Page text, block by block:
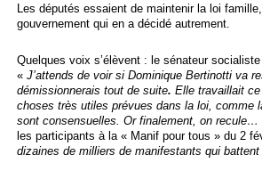
Les députés essaient de maintenir la loi
gouvernement qui en a décidé autrement.
Quelques voix s’élèvent : le sénateur
« J’attends de voir si Dominique Bertinotti va
démissionnerais tout de suite. Elle travaillait
choses très utiles prévues dans la loi, comme
sont consensuelles. Or finalement, on recule…
les participants à la « Manif pour tous » du 2
dizaines de milliers de manifestants qui